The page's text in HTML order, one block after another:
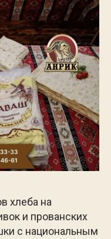
хлеба на
и прованских
с национальным